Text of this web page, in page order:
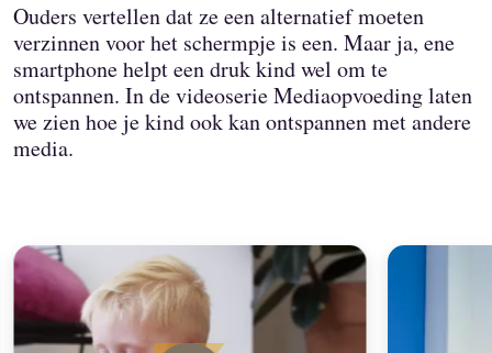
Ouders vertellen dat ze een alternatief moeten
verzinnen voor het schermpje is een. Maar ja, ene
smartphone helpt een druk kind wel om te
ontspannen. In de videoserie Mediaopvoeding laten
we zien hoe je kind ook kan ontspannen met andere
media.